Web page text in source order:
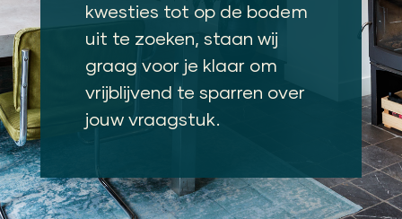
kwesties tot op de bodem
uit te zoeken, staan wij
graag voor je klaar om
vrijblijvend te sparren over
jouw vraagstuk.